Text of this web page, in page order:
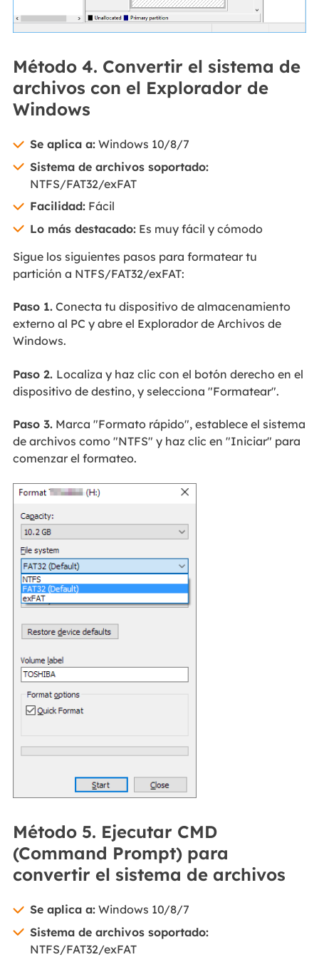
Método 4. Convertir el sistema de
archivos con el Explorador de
Windows
Se aplica a:Windows 10/8/7
Sistema de archivos soportado:
NTFS/FAT32/exFAT
Facilidad:Fácil
Lo más destacado:Es muy fácil y cómodo
Sigue los siguientes pasos para formatear tu
partición a NTFS/FAT32/exFAT:
Paso 1.Conecta tu dispositivo de almacenamiento
externo al PC y abre el Explorador de Archivos de
Windows.
Paso 2. Localiza y haz clic con el botón derecho en el
dispositivo de destino, y selecciona "Formatear".
Paso 3.Marca "Formato rápido", establece el sistema
de archivos como "NTFS" y haz clic en "Iniciar" para
comenzar el formateo.
Método 5. Ejecutar CMD
(Command Prompt) para
convertir el sistema de archivos
Se aplica a:Windows 10/8/7
Sistema de archivos soportado:
NTFS/FAT32/exFAT